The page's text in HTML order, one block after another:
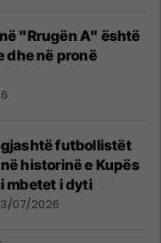
"Rrugën A" është
dhe në pronë
futbollistët
historinë e Kupës
mbetet i dyti
07/2026